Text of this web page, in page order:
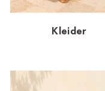
Dornbirn
Dortmund-Hombruch
Essen
Kleider